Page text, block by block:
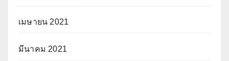
เมษายน 2021
มีนาคม 2021